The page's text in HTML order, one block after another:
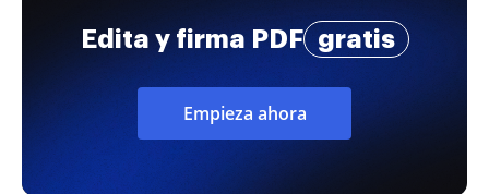
Edita y firma PDF gratis
Empieza ahora